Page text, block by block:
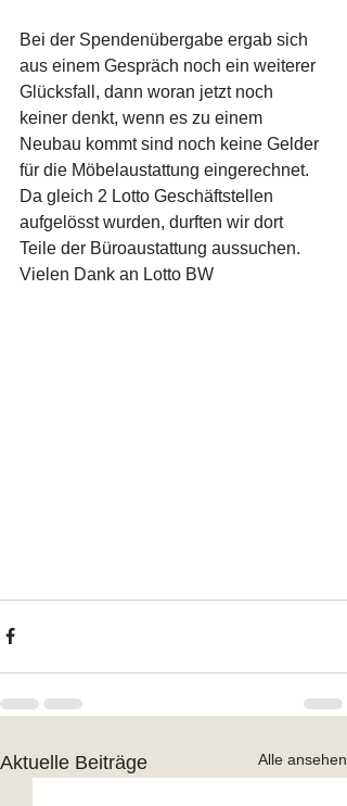
Bei der Spendenübergabe ergab sich
aus einem Gespräch noch ein weiterer
Glücksfall, dann woran jetzt noch
keiner denkt, wenn es zu einem
Neubau kommt sind noch keine Gelder
für die Möbelaustattung eingerechnet.
Da gleich 2 Lotto Geschäftstellen
aufgelösst wurden, durften wir dort
Teile der Büroaustattung aussuchen.
Vielen Dank an Lotto BW
Aktuelle Beiträge Alle ansehen